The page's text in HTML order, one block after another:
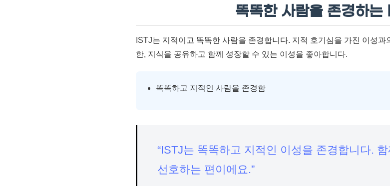
똑똑한 사람을 존경하
ISTJ는 지적이고 똑똑한 사람을 존경합니다. 지적 호기심을 가진 이성
한, 지식을 공유하고 함께 성장할 수 있는 이성을 좋아합니다.
똑똑하고 지적인 사람을 존경함
“ISTJ는 똑똑하고 지적인 이성을 존경합니다.
선호하는 편이에요.”